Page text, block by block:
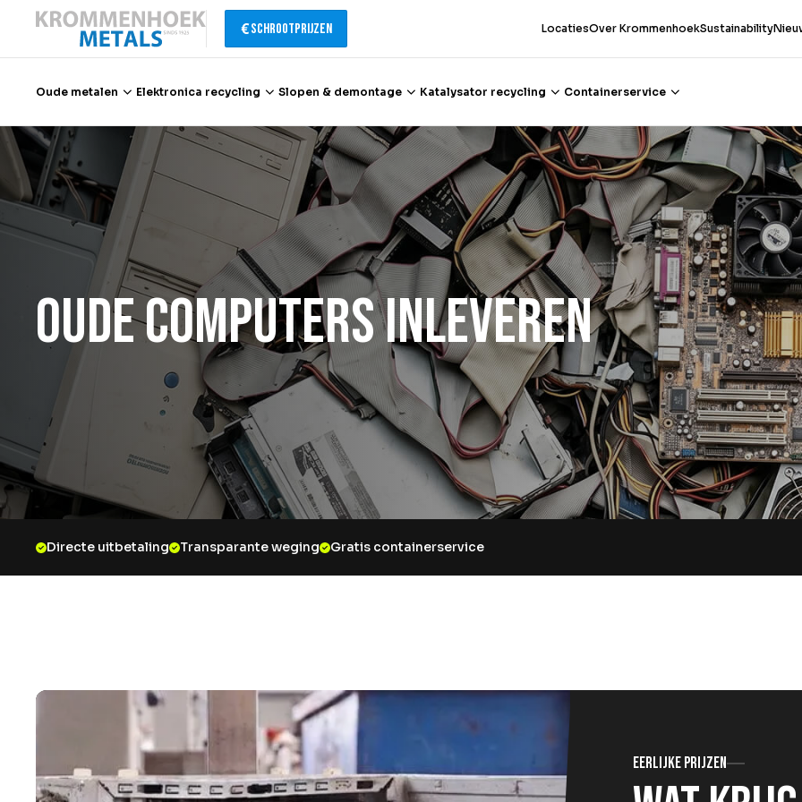
Schrootprijzen LocatiesOver KrommenhoekSustainability
Oude metalen Elektronica recycling Slopen & demontage Katalysator recycling Containerservice
Oude metalen
Elektronica recycling
Slopen & demontage
Katalysator recycling
Containerservice
Oude computers inleveren
Directe uitbetaling Transparante weging Gratis containerservice
Eerlijke prijzen